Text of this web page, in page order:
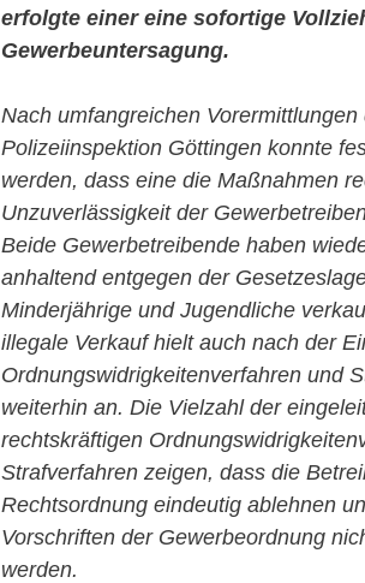
erfolgte einer eine sofortige
Gewerbeuntersagung.
Nach umfangreichen Vorermittlungen
Polizeiinspektion Göttingen konnte
werden, dass eine die Maßnahmen
Unzuverlässigkeit der
Beide Gewerbetreibende haben
anhaltend entgegen der
Minderjährige und Jugendliche
illegale Verkauf hielt auch nach der
Ordnungswidrigkeitenverfahren und
weiterhin an. Die Vielzahl der
rechtskräftigen
Strafverfahren zeigen, dass die
Rechtsordnung eindeutig ablehnen
Vorschriften der Gewerbeordnung
werden.